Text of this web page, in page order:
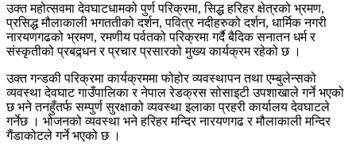
उक्त महोत्सवमा देवघाटधामको पुर्ण परिक्रमा, सिद्ध हरिहर क्षेत्रको भ्रमण,
प्रसिद्ध मौलाकाली भगततीको दर्शन, पवित्र नदीहरुको दर्शन, धार्मिक नगरी
नारयणगढको भ्रमण, रमणीय पर्वतको परिक्रमा गर्दै बैदिक सनातन धर्म र
संस्कृतीको प्रबद्र्धन र प्रचार प्रसारको मुख्य कार्यक्रम रहेको छ ।
उक्त गन्डकी परिक्रमा कार्यक्रममा फोहोर व्यवस्थापन तथा एम्बुलेन्सको
व्यवस्था देवघाट गाउँपालिका र नेपाल रेडक्रस सोसाइटी उपशाखाले गर्ने भएको
छ भने तनहुँतर्फ सम्पुर्ण सुरक्षाको व्यवस्था इलाका प्रहरी कार्यालय देवघाटले
गर्नेछ । भोजनको व्यवस्था भने हरिहर मन्दिर नारयणगढ र मौलाकाली मन्दिर
गैंडाकोटले गर्ने भएको छ ।